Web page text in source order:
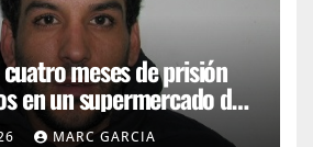
meses de prisión
en un supermercado de
MARC GARCIA